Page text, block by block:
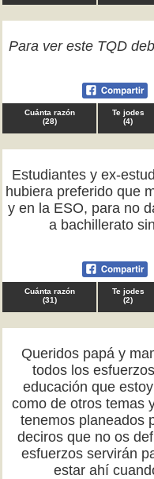
Para ver este TQD
Cuánta razón
(28)
Te jodes
(4)
Estudiantes y ex-
hubiera preferido que
y en la ESO, para no
a bachillerato
Cuánta razón
(31)
Te jodes
(2)
Queridos papá y
todos los
educación que
como de otros temas
tenemos planeados
deciros que no os
esfuerzos servirán
estar ahí